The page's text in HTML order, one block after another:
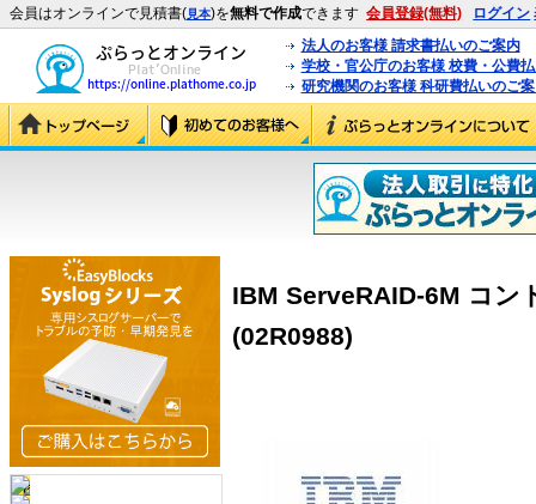
会員はオンラインで見積書(見本)を無料で作成できます 会員登録(無料) ログイン
法人のお客様 請求書払いのご案内
学校・官公庁のお客様 校費・公費
研究機関のお客様 科研費払いのご
IBM ServeRAID-6M コン
(02R0988)